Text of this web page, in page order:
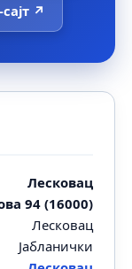
↗
Лесковац
94 (16000)
Лесковац
Јабланички